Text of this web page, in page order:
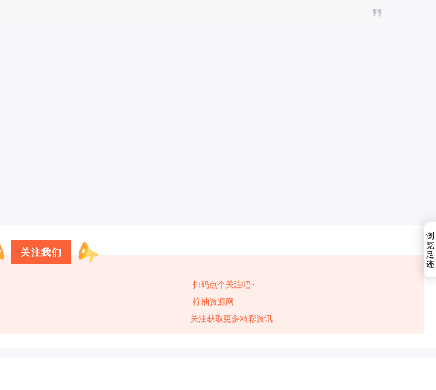
关注我们
扫码点个关注吧~
柠柚资源网
关注获取更多精彩资讯
浏
览
足
迹